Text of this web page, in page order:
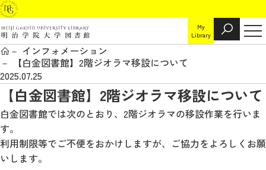
My
Library
インフォメーション
【白金図書館】2階ジオラマ移設について
2025.07.25
【白金図書館】2階ジオラマ移設について
白金図書館では次のとおり、2階ジオラマの移設作業を行いま
す。
利用制限等でご不便をおかけしますが、ご協力をよろしくお願
いします。